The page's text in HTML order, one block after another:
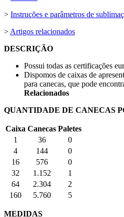
> Instruções e parâmetros de
>Artigos relacionados
DESCRIÇÃO
Possui todas as certificações
Dispomos de caixas de
para canecas, que pode
Relacionados
QUANTIDADE DE CANECAS
Caixa Canecas Paletes
1
36
0
4
144
0
16
576
0
32
1.152
1
64
2.304
2
160
5.760 5
MEDIDAS